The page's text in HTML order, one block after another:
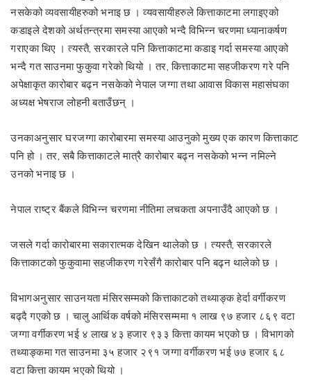
नसकेको व्यवसायीहरुको भनाइ छ । व्यवसायीहरुले कित्ताकाटमा लगाइएको
कडाइले देशको अर्थतन्त्रमा समस्या आएको भन्दै विभिन्न चरणमा ध्यानाकर्षण
गराएका थिए । त्यस्तै, सरकारले पनि कित्ताकाटमा कडाइ गर्दा समस्या आएको
भन्दै गत साउनमा फुकुवा गरेको थियो । तर, कित्ताकाटमा सहजीकरण गरे पनि
अपेक्षाकृत कारोबार बढ्न नसकेको नेपाल जग्गा तथा आवास विकास महासंघका
अध्यक्ष भेषराज लोहनी बताउँछन् ।
उनकाअनुसार घरजग्गा कारोबारमा समस्या आउनुको मुख्य एक कारण कित्ताकाट
पनि हो । तर, सबै कित्ताकाटले मात्रै कारोबार बढ्न नसकेको भन्न नमिल्ने
उनको भनाइ छ ।
नेपाल राष्ट्र बैंकले विभिन्न चरणमा नीतिमा लचकता अपनाउँदै आएको छ ।
जसले गर्दा कारोबारमा सकारात्मक देखिन थालेको छ । त्यस्तै, सरकारले
कित्ताकाटको फुकुवामा सहजीकरण गरेसँगै कारोबार पनि बढ्न थालेको छ ।
विभागअनुसार साउनयता मंसिरसम्मको कित्ताकाटको तथ्याङ्क हेर्दा वर्गीकरण
बढ्दै गएको छ । चालु आर्थिक वर्षको मंसिरसम्ममा १ लाख ९७ हजार ८६९ वटा
जग्गा वर्गीकरण भई ४ लाख ४३ हजार ९३३ कित्ता कायम भएको छ । विभागको
तथ्याङ्कमा गत साउनमा ३५ हजार २९१ जग्गा वर्गीकरण भई ७७ हजार ६८
वटा कित्ता कायम भएको थियो ।